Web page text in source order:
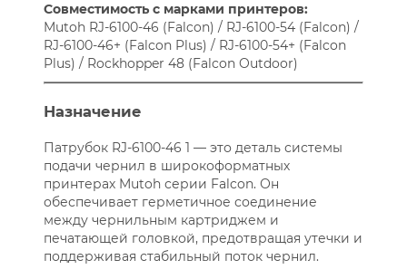
Совместимость с марками принтеров:
Mutoh RJ-6100-46 (Falcon) / RJ-6100-54 (Falcon) /
RJ-6100-46+ (Falcon Plus) / RJ-6100-54+ (Falcon
Plus) / Rockhopper 48 (Falcon Outdoor)
Назначение
Патрубок RJ-6100-46 1 — это деталь системы
подачи чернил в широкоформатных
принтерах Mutoh серии Falcon. Он
обеспечивает герметичное соединение
между чернильным картриджем и
печатающей головкой, предотвращая утечки и
поддерживая стабильный поток чернил.